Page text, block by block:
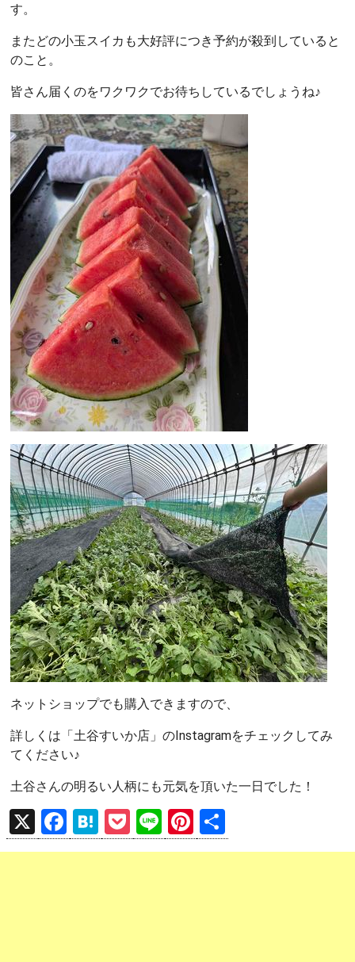
す。
またどの小玉スイカも大好評につき予約が殺到していると
のこと。
皆さん届くのをワクワクでお待ちしているでしょうね♪
ネットショップでも購入できますので、
詳しくは「土谷すいか店」のInstagramをチェックしてみ
てください♪
土谷さんの明るい人柄にも元気を頂いた一日でした！
X
F
a
H
at
P
o
Li
n
Pi
nt 有